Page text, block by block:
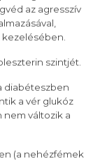
az agresszív
szintjét.
diabéteszben
a vér glukóz
nem változik a
(a nehézfémek